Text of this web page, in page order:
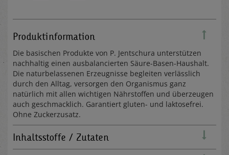
Produktinformation
Die basischen Produkte von P. Jentschura unterstützen
nachhaltig einen ausbalancierten Säure-Basen-Haushalt.
Die naturbelassenen Erzeugnisse begleiten verlässlich
durch den Alltag, versorgen den Organismus ganz
natürlich mit allen wichtigen Nährstoffen und überzeugen
auch geschmacklich. Garantiert gluten- und laktosefrei.
Ohne Zuckerzusatz.
Inhaltsstoffe / Zutaten